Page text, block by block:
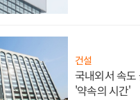
건설
국내외서 속도
'약속의 시간'